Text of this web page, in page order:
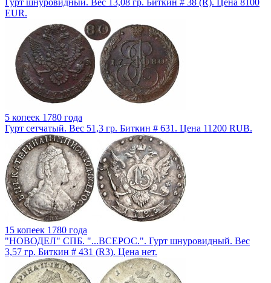
EUR.
5 копеек 1780 года
Гурт сетчатый. Вес 51,3 гр. Биткин # 631. Цена 11200 RUB.
15 копеек 1780 года
"НОВОДЕЛ" СПБ. "...ВСЕРОС.". Гурт шнуровидный. Вес
3,57 гр. Биткин # 431 (R3). Цена нет.